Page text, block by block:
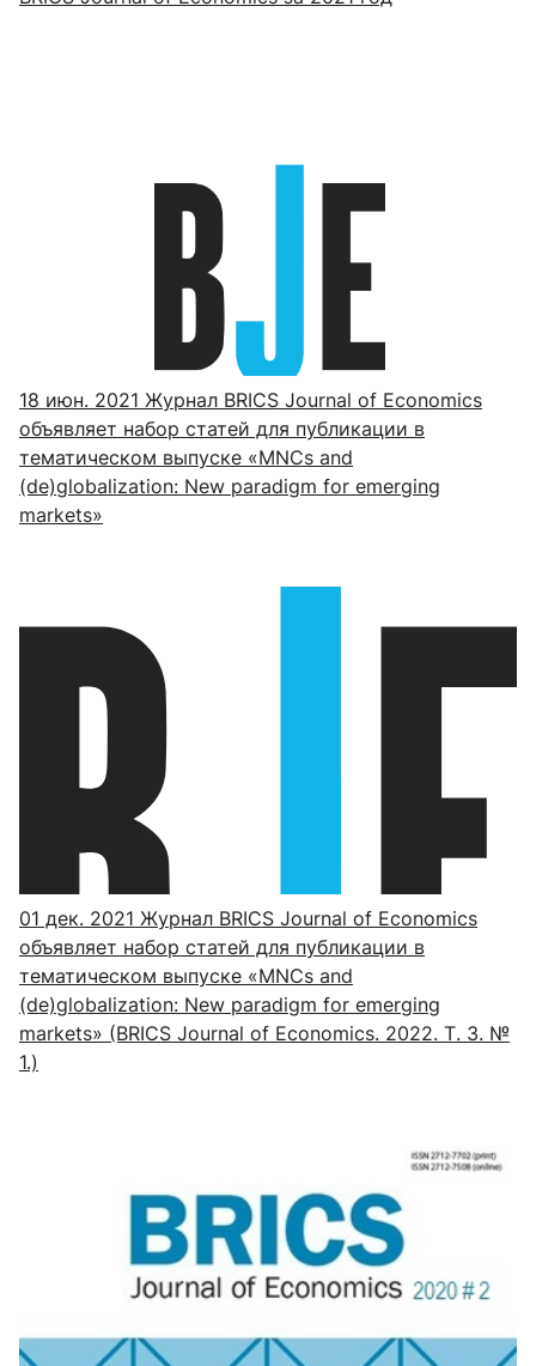
18 июн. 2021 Журнал BRICS Journal of Economics
объявляет набор статей для публикации в
тематическом выпуске «MNCs and
(de)globalization: New paradigm for emerging
markets»
01 дек. 2021 Журнал BRICS Journal of Economics
объявляет набор статей для публикации в
тематическом выпуске «MNCs and
(de)globalization: New paradigm for emerging
markets» (BRICS Journal of Economics. 2022. Т. 3. №
1.)